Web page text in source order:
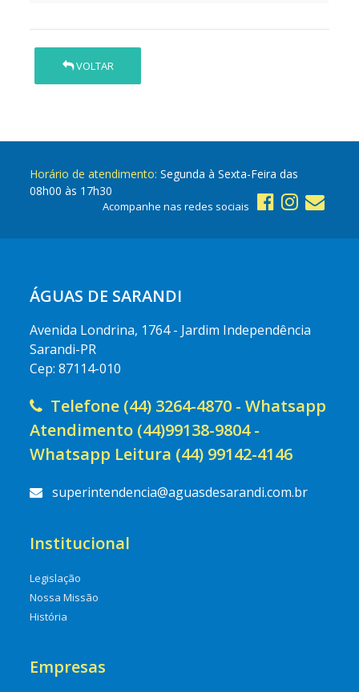
VOLTAR
Horário de atendimento: Segunda à Sexta-Feira das
08h00 às 17h30
Acompanhe nas redes sociais
ÁGUAS DE SARANDI
Avenida Londrina, 1764 - Jardim Independência
Sarandi-PR
Cep: 87114-010
Telefone (44) 3264-4870 - Whatsapp
Atendimento (44)99138-9804 -
Whatsapp Leitura (44) 99142-4146
superintendencia@aguasdesarandi.com.br
Institucional
Legislação
Nossa Missão
História
Empresas